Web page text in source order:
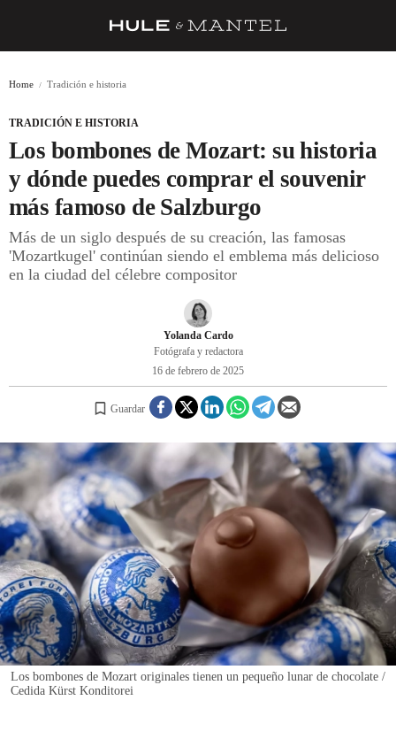
BARRAS Y ESTRELLAS
DÓNDE COMER
ÍDOLOS DE MESAS
CUADERNO DE VIAJE
REGISTRO
INICIAR SESIÓN
Home Tradición e historia
TRADICIÓN E HISTORIA
Los bombones de Mozart: su historia
y dónde puedes comprar el souvenir
más famoso de Salzburgo
Más de un siglo después de su creación, las famosas
'Mozartkugel' continúan siendo el emblema más delicioso
en la ciudad del célebre compositor
Yolanda Cardo
Fotógrafa y redactora
16 de febrero de 2025
Guardar
Los bombones de Mozart originales tienen un pequeño lunar de chocolate /
Cedida Kürst Konditorei